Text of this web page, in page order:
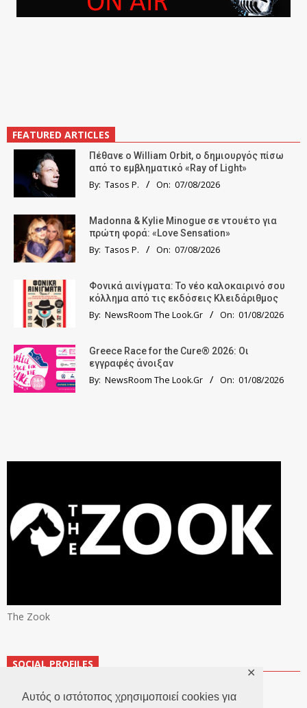
Αυτός ο ιστότοπος χρησιμοποιεί cookies για
✕
FEATURED ARTICLES
Πέθανε ο William Orbit, ο δημιουργός πίσω
από το εμβληματικό «Ray of Light»
By: Tasos P. On: 07/08/2026
Madonna & Kylie Minogue σε ντουέτο για
πρώτη φορά: «Love Sensation»
By: Tasos P. On: 07/08/2026
Φονικά αινίγματα: Το νέο καλοκαιρινό σου
κόλλημα από τις εκδόσεις Κλειδάριθμος
By: NewsRoom The Look.Gr On: 01/08/2026
Greece Race for the Cure® 2026: Οι
εγγραφές άνοιξαν
By: NewsRoom The Look.Gr On: 01/08/2026
The Zook
SOCIAL PROFILES